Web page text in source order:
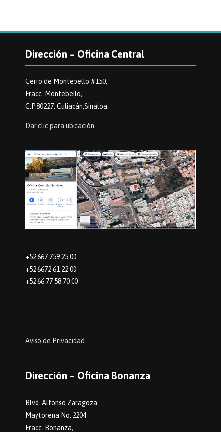
Dirección – Oficina Central
Cerro de Montebello #150,
Fracc. Montebello,
C.P.80227. Culiacán,Sinaloa.
Dar clic para ubicación
+52 667 759 25 00
+52 6672 61 22 00
+52 66 77 58 70 00
Aviso de Privacidad
Dirección – Oficina Bonanza
Blvd. Alfonso Zaragoza
Maytorena No. 2204
Fracc. Bonanza,